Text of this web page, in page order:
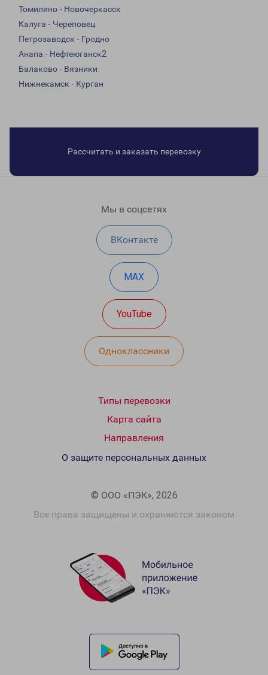
Томилино - Новочеркасск
Калуга - Череповец
Петрозаводск - Гродно
Анапа - Нефтеюганск2
Балаково - Вязники
Нижнекамск - Курган
Рассчитать и заказать перевозку
Мы в соцсетях
ВКонтакте
MAX
YouTube
Одноклассники
Типы перевозки
Карта сайта
Направления
© ООО «ПЭК», 2026
Все права защищены и охраняются законом
О защите персональных данных